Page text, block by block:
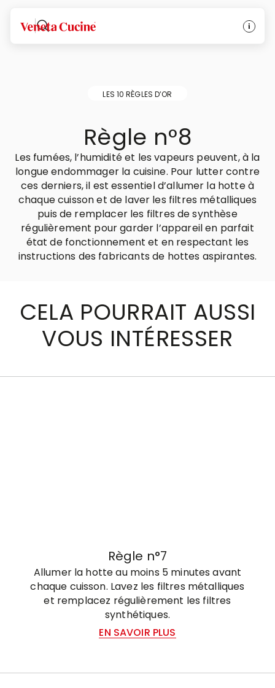
Veneta Cucine
LES 10 RÈGLES D’OR
Règle n°8
Les fumées, l’humidité et les vapeurs peuvent, à la
longue endommager la cuisine. Pour lutter contre
ces derniers, il est essentiel d’allumer la hotte à
chaque cuisson et de laver les filtres métalliques
puis de remplacer les filtres de synthèse
régulièrement pour garder l’appareil en parfait
état de fonctionnement et en respectant les
instructions des fabricants de hottes aspirantes.
CELA POURRAIT AUSSI
VOUS INTÉRESSER
Règle n°7
Allumer la hotte au moins 5 minutes avant
chaque cuisson. Lavez les filtres métalliques
et remplacez régulièrement les filtres
synthétiques.
EN SAVOIR PLUS